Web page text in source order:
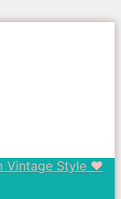
Vintage Style ❤